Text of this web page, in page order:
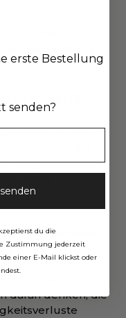
die Abklärung
oder
Behandlung
Haut
ist die
sollte man das
mit einem
einölen
rückfettenden
ist es, auf
verzichten, da
Nach dem
daran denken, die
erste Bestellung
senden?
du die
Zustimmung jederzeit
einer E-Mail klickst oder